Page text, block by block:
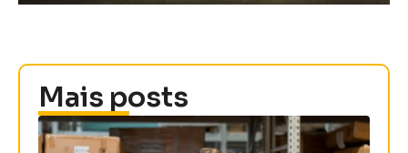
Mais posts